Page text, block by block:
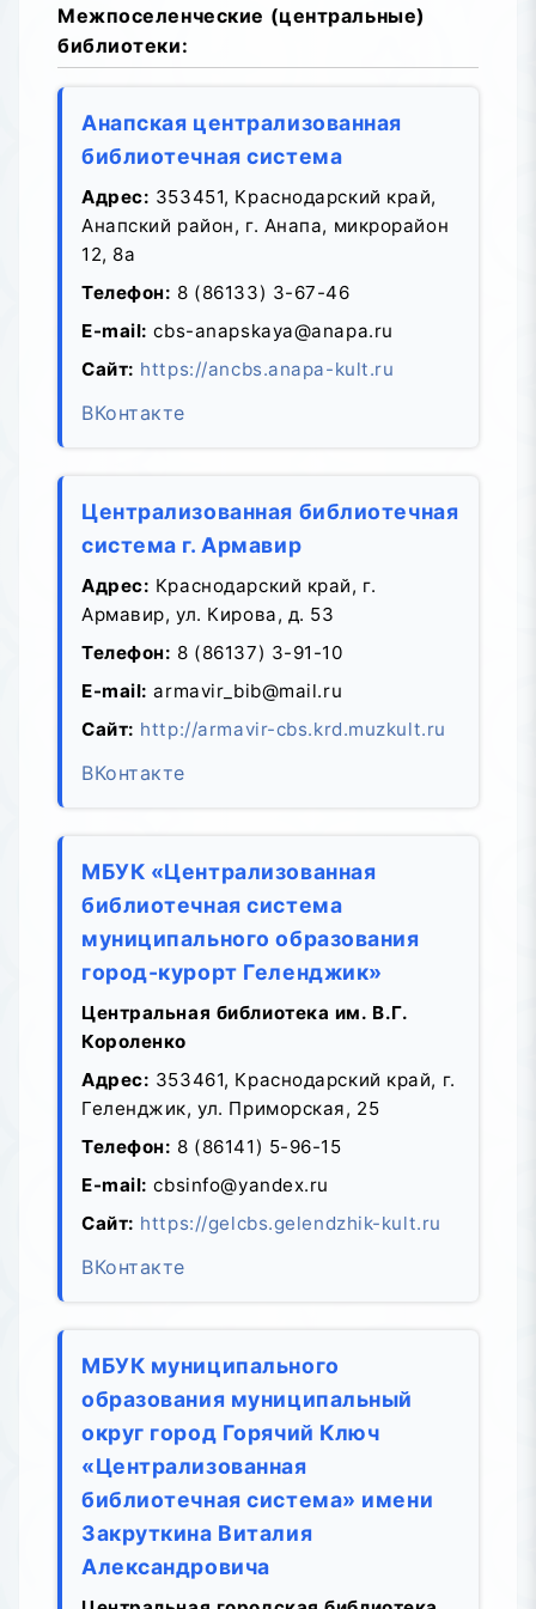
Межпоселенческие (центральные)
библиотеки:
Анапская централизованная
библиотечная система
Адрес: 353451, Краснодарский край,
Анапский район, г. Анапа, микрорайон
12, 8а
Телефон: 8 (86133) 3-67-46
E-mail: cbs-anapskaya@anapa.ru
Сайт: https://ancbs.аnapa-kult.ru
ВКонтакте
Централизованная библиотечная
система г. Армавир
Адрес: Краснодарский край, г.
Армавир, ул. Кирова, д. 53
Телефон: 8 (86137) 3-91-10
E-mail: armavir_bib@mail.ru
Сайт: http://armavir-cbs.krd.muzkult.ru
ВКонтакте
МБУК «Централизованная
библиотечная система
муниципального образования
город-курорт Геленджик»
Центральная библиотека им. В.Г.
Короленко
Адрес: 353461, Краснодарский край, г.
Геленджик, ул. Приморская, 25
Телефон: 8 (86141) 5-96-15
E-mail: cbsinfo@yandex.ru
Сайт: https://gelcbs.gelendzhik-kult.ru
ВКонтакте
МБУК муниципального
образования муниципальный
округ город Горячий Ключ
«Централизованная
библиотечная система» имени
Закруткина Виталия
Александровича